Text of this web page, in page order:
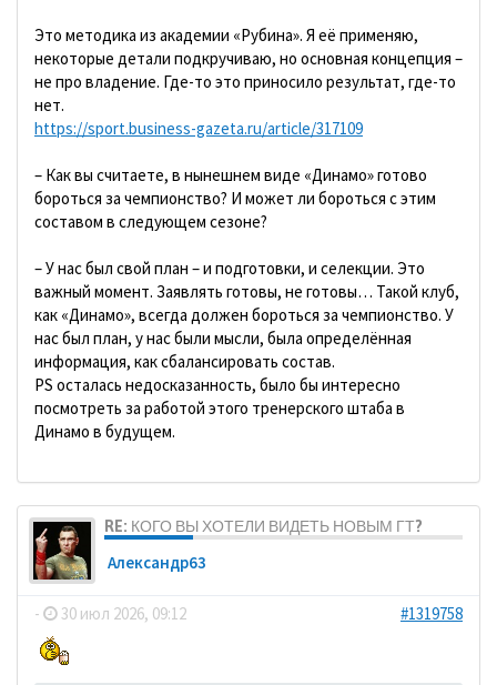
Это методика из академии «Рубина». Я её применяю,
некоторые детали подкручиваю, но основная концепция –
не про владение. Где-то это приносило результат, где-то
нет.
https://sport.business-gazeta.ru/article/317109
– Как вы считаете, в нынешнем виде «Динамо» готово
бороться за чемпионство? И может ли бороться с этим
составом в следующем сезоне?
– У нас был свой план – и подготовки, и селекции. Это
важный момент. Заявлять готовы, не готовы… Такой клуб,
как «Динамо», всегда должен бороться за чемпионство. У
нас был план, у нас были мысли, была определённая
информация, как сбалансировать состав.
PS осталась недосказанность, было бы интересно
посмотреть за работой этого тренерского штаба в
Динамо в будущем.
RE: КОГО ВЫ ХОТЕЛИ ВИДЕТЬ НОВЫМ ГТ?
Александр63
- 30 июл 2026, 09:12 #1319758